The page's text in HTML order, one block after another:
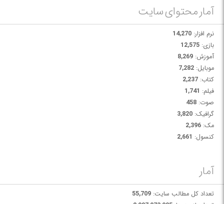
آمار محتوای سایت
نرم افزار: 14,270
بازی: 12,575
آموزش: 8,269
موبایل: 7,282
کتاب: 2,237
فیلم: 1,741
صوت: 458
گرافیک: 3,820
مک: 2,396
کنسول: 2,661
آمار
تعداد کل مطالب سایت: 55,709